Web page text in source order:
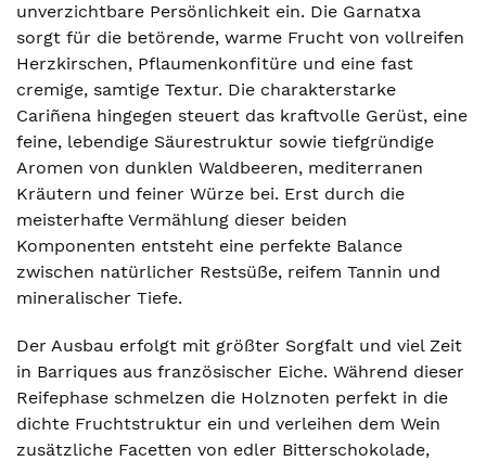
unverzichtbare Persönlichkeit ein. Die Garnatxa
sorgt für die betörende, warme Frucht von vollreifen
Herzkirschen, Pflaumenkonfitüre und eine fast
cremige, samtige Textur. Die charakterstarke
Cariñena hingegen steuert das kraftvolle Gerüst, eine
feine, lebendige Säurestruktur sowie tiefgründige
Aromen von dunklen Waldbeeren, mediterranen
Kräutern und feiner Würze bei. Erst durch die
meisterhafte Vermählung dieser beiden
Komponenten entsteht eine perfekte Balance
zwischen natürlicher Restsüße, reifem Tannin und
mineralischer Tiefe.
Der Ausbau erfolgt mit größter Sorgfalt und viel Zeit
in Barriques aus französischer Eiche. Während dieser
Reifephase schmelzen die Holznoten perfekt in die
dichte Fruchtstruktur ein und verleihen dem Wein
zusätzliche Facetten von edler Bitterschokolade,